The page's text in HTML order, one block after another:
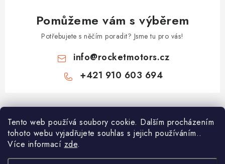
Tento web používá soubory cookie. Dalším procházením
tohoto webu vyjadřujete souhlas s jejich používáním..
Více informací zde.
Pomůžeme vám s výběrem
Potřebujete s něčím poradit? Jsme tu pro vás!
info@rocketmotors.cz
+421 910 603 694
Z
á
Najdete nás
Informace pro vás